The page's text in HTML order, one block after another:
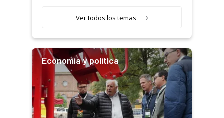
Ver todos los temas
Economía y política